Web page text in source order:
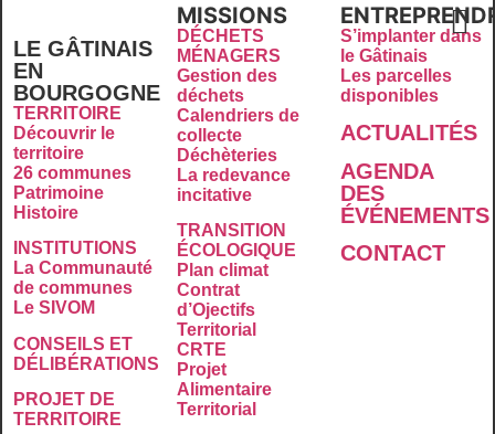
LE GÂTINAIS
EN
BOURGOGNE
TERRITOIRE
Découvrir le
territoire
26 communes
Patrimoine
Histoire
INSTITUTIONS
La Communauté
de communes
Le SIVOM
CONSEILS ET
DÉLIBÉRATIONS
PROJET DE
TERRITOIRE
MISSIONS
DÉCHETS
MÉNAGERS
Gestion des
déchets
Calendriers de
collecte
Déchèteries
La redevance
incitative
TRANSITION
ÉCOLOGIQUE
Plan climat
Contrat
d’Ojectifs
Territorial
CRTE
Projet
Alimentaire
Territorial
S’implanter dans
le Gâtinais
Les parcelles
disponibles
ACTUALITÉS
AGENDA
DES
ÉVÉNEMENTS
CONTACT